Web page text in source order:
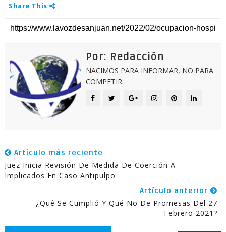
Share This
Por: Redacción
NACIMOS PARA INFORMAR, NO PARA
COMPETIR.
Artículo más reciente
Juez Inicia Revisión De Medida De Coerción A
Implicados En Caso Antipulpo
Artículo anterior
¿Qué Se Cumplió Y Qué No De Promesas Del 27
Febrero 2021?